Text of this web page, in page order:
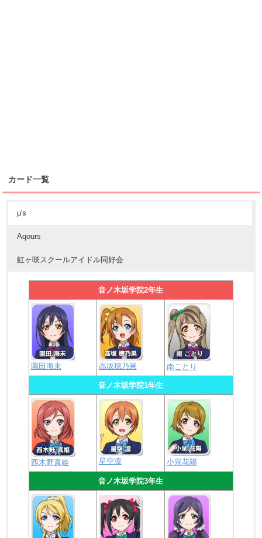
カード一覧
μ's
Aqours
虹ヶ咲スクールアイドル同好会
音ノ木坂学院2年生
園田海未 高坂穂乃果 南ことり
音ノ木坂学院1年生
西木野真姫 星空凛 小泉花陽
音ノ木坂学院3年生